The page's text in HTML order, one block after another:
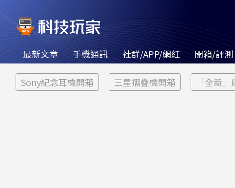
最新文章 手機通訊 社群/APP/網紅 開箱/評測
Sony紀念耳機開箱 三星摺疊機開箱 「全新